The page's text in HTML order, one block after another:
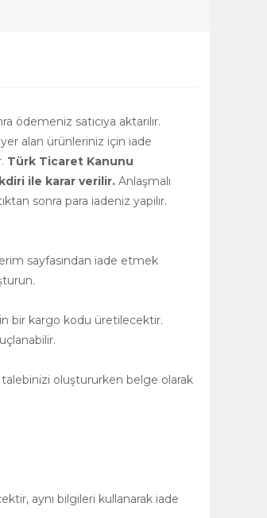
ödemeniz satıcıya aktarılır.
alan ürünleriniz için iade
Türk Ticaret Kanunu
ile karar verilir. Anlaşmalı
sonra para iadeniz yapılır.
sayfasından iade etmek
bir kargo kodu üretilecektir.
talebinizi oluştururken belge olarak
aynı bilgileri kullanarak iade